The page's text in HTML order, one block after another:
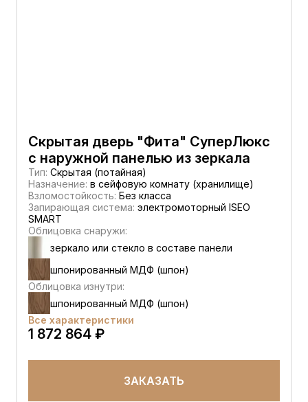
Скрытая дверь "Фита" СуперЛюкс
с наружной панелью из зеркала
Тип: Скрытая (потайная)
Назначение: в сейфовую комнату (хранилище)
Взломостойкость: Без класса
Запирающая система: электромоторный ISEO
SMART
Облицовка снаружи:
зеркало или стекло в составе панели
шпонированный МДФ (шпон)
Облицовка изнутри:
шпонированный МДФ (шпон)
Все характеристики
1 872 864 ₽
ЗАКАЗАТЬ